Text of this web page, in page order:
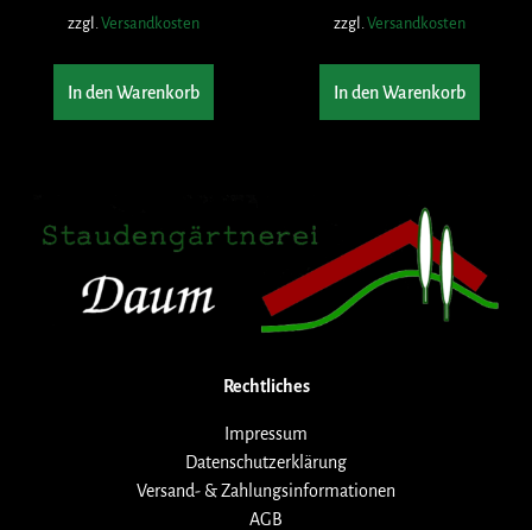
zzgl. Versandkosten
In den Warenkorb
zzgl. Versandkosten
In den Warenkorb
Rechtliches
Impressum
Datenschutzerklärung
Versand- & Zahlungsinformationen
AGB